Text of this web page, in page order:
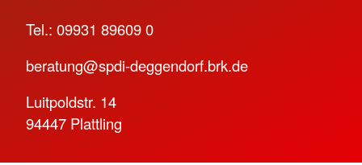
Tel.: 09931 89609 0
beratung@spdi-deggendorf.brk.de
Luitpoldstr. 14
94447 Plattling